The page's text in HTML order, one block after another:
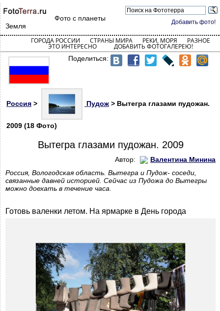
Добавить фото!
Фото с планеты
Земля
ГОРОДА РОССИИ СТРАНЫ МИРА РЕКИ, МОРЯ РАЗНОЕ
ЭТО ИНТЕРЕСНО ДОБАВИТЬ ФОТОГАЛЕРЕЮ!
Поделиться:
Россия > Пудож > Вытегра глазами пудожан.
2009 (18 Фото)
Вытегра глазами пудожан. 2009
Автор:
Валентина Минина
Россия, Вологодская область. Вытегра и Пудож- соседи,
связанные давней историей. Сейчас из Пудожа до Вытегры
можно доехать в течение часа.
Готовь валенки летом. На ярмарке в День города